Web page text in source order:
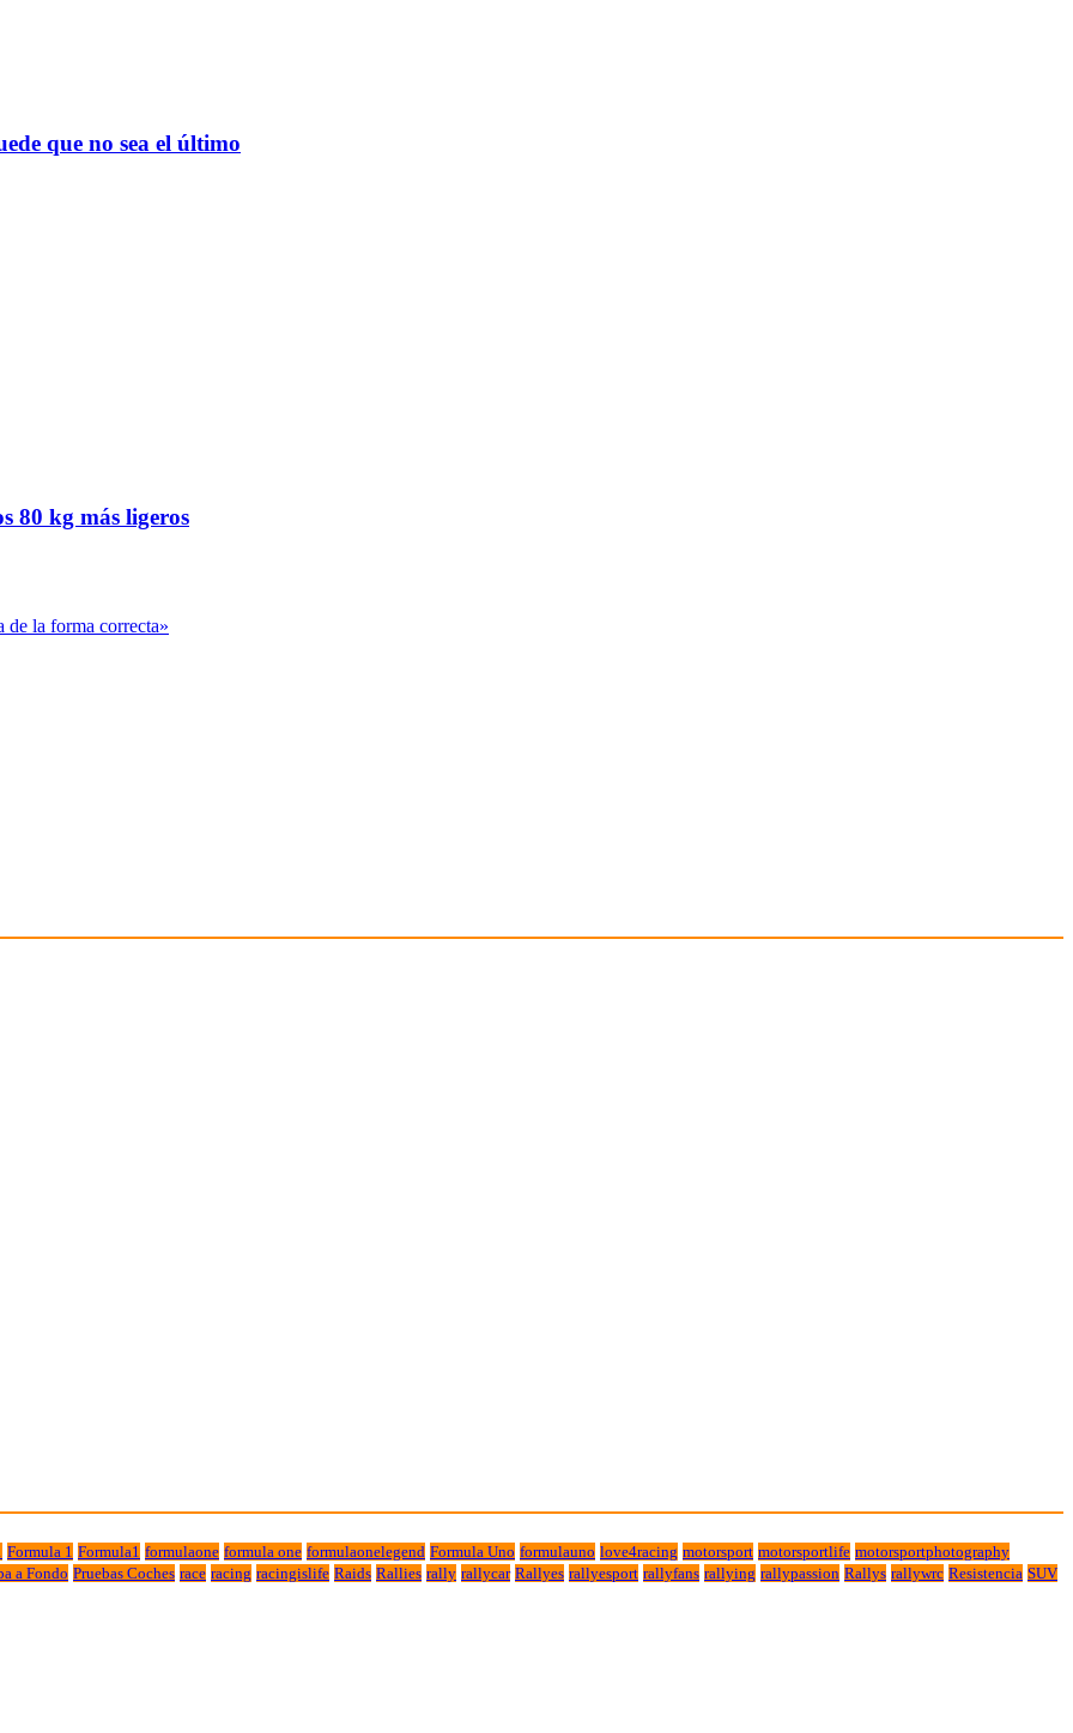
que no sea el último
80 kg más ligeros
de la forma correcta»
Formula 1 Formula1 formulaone formula one formulaonelegend Formula Uno formulauno love4racing motorsport motorsportlife motorsportphotography
a Fondo Pruebas Coches race racing racingislife Raids Rallies rally rallycar Rallyes rallyesport rallyfans rallying rallypassion Rallys rallywrc Resistencia SUV